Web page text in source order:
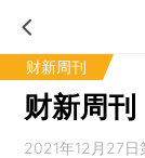
财新周刊
财新周
2021年12月27日